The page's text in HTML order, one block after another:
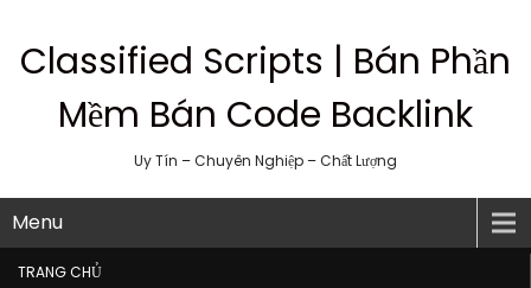
Classified Scripts | Bán Phần
Mềm Bán Code Backlink
Uy Tín – Chuyên Nghiệp – Chất Lượng
Menu
TRANG CHỦ